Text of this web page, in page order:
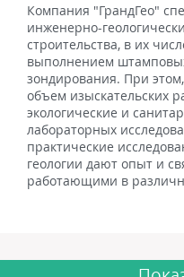
Компания "ГрандГео"
инженерно-
строительства, в их
выполнением
зондирования. При
объем изыскательских
экологические и
лабораторных
практические
геологии дают опыт и
работающими в